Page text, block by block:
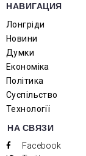
НАВИГАЦИЯ
Лонгріди
Новини
Думки
Економіка
Політика
Суспільство
Технології
НА СВЯЗИ
Facebook